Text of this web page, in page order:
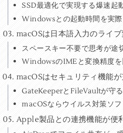
SSD最適化で実現する爆速起
Windowsとの起動時間を実
macOSは日本語入力のライ
スペースキー不要で思考が途
WindowsのIMEと変換精度を
macOSはセキュリティ機能
GateKeeperとFileVaultが守
macOSならウイルス対策ソ
Apple製品との連携機能が便